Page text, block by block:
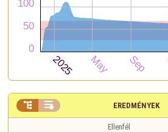
EREDMÉNYEK
 
Ellenfél